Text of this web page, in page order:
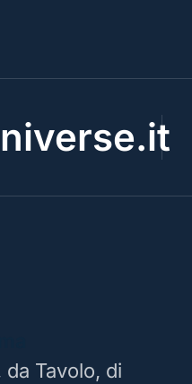
Tavolo, di